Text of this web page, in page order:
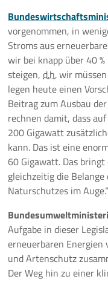
vorgenommen, in
Stroms aus
wir bei knapp über 40
steigen,d.h.wir
legen heute einen
Beitrag zum Ausbau
rechnen damit, dass
200 Gigawatt
kann. Das ist eine
60 Gigawatt. Das
gleichzeitig die
Naturschutzes im Auge.“
Aufgabe in dieser
erneuerbaren
und Artenschutz
Der Weg hin zu einer